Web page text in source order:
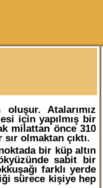
Atalarımız
için yapılmış bir
milattan önce 310
olmaktan çıktı.
bir küp altın
sabit bir
farklı yerde
sürece kişiye hep